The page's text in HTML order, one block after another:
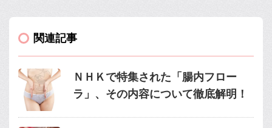
関連記事
ＮＨＫで特集された「腸内フロー
ラ」、その内容について徹底解明！